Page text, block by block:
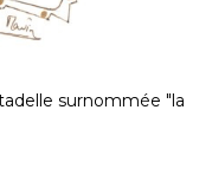
surnommée "la